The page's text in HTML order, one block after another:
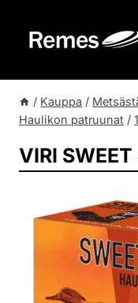
sisältöön
/ Kauppa /
Haulikon patruunat /
VIRI